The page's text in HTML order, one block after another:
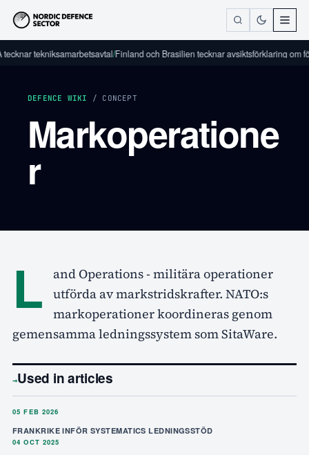
tekniksamarbetsavtal/Finland och Brasilien tecknar avsiktsförklaring om
DEFENCE WIKI / CONCEPT
Markoperatione
r
L
and Operations - militära operationer
utförda av markstridskrafter. NATO:s
markoperationer koordineras genom
gemensamma ledningssystem som SitaWare.
→Used in articles
05 FEB 2026
FRANKRIKE INFÖR SYSTEMATICS LEDNINGSSTÖD
04 OCT 2025